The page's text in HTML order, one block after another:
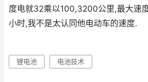
度电就32乘以100,3200公里,最大速
小时,我不是太认同他电动车的速度.
锂电池 电池技术